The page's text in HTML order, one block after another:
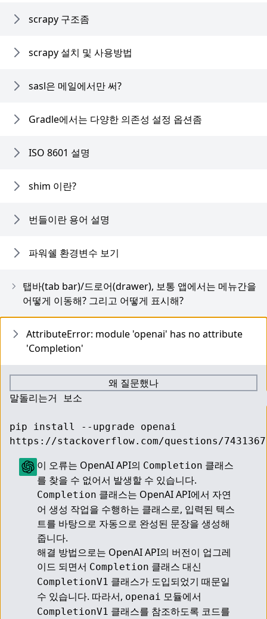
scrapy 구조좀
scrapy 설치 및 사용방법
sasl은 메일에서만 써?
Gradle에서는 다양한 의존성 설정 옵션좀
ISO 8601 설명
shim 이란?
번들이란 용어 설명
파워쉘 환경변수 보기
탭바(tab bar)/드로어(drawer), 보통 앱에서는 메뉴간을
어떻게 이동해? 그리고 어떻게 표시해?
AttributeError: module 'openai' has no attribute
'Completion'
왜 질문했나
말돌리는거 보소
pip install --upgrade openai
https://stackoverflow.com/questions/
이 오류는 OpenAI API의 Completion 클래스
Completion 클래스는 OpenAI API에서 자연
어 생성 작업을 수행하는 클래스로, 입력된 텍스
트를 바탕으로 자동으로 완성된 문장을 생성해
줍니다.
해결 방법으로는 OpenAI API의 버전이 업그레
이드 되면서 Completion
CompletionV1 클래스가 도입되었기 때문일
수 있습니다. 따라서, openai
CompletionV1 클래스를 참조하도록 코드를